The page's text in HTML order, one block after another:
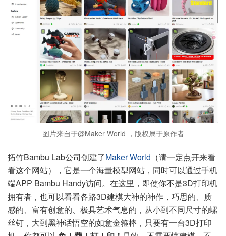
图片来自于@Maker World ，版权属于原作者
拓竹Bambu Lab公司创建了Maker World （请一定点开来看
看这个网站），它是一个海量模型网站，同时可以通过手机
端APP Bambu Handy访问。在这里，即使你不是3D打印机
拥有者，也可以看看各路3D建模大神的神作，巧思的、质
感的、富有创意的、极具艺术气息的，从小到不同尺寸的螺
丝钉，大到黑神话悟空的如意金箍棒，只要有一台3D打印